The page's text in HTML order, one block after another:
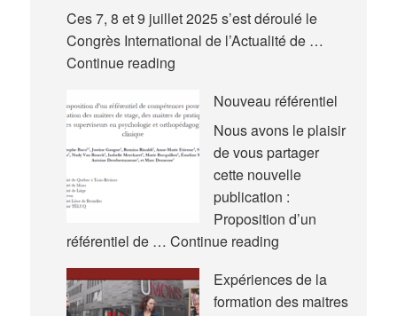
Ces 7, 8 et 9 juillet 2025 s’est déroulé le
Congrès International de l’Actualité de …
Continue readingNouvelles
–
Congrès
International
l’Actualité
la
en
Éducation
Nouveau référentiel
Nous avons le plaisir
de vous partager
cette nouvelle
publication :
Proposition d’un
référentiel de … Continue readingNouveau
Expériences de la
formation des maitres